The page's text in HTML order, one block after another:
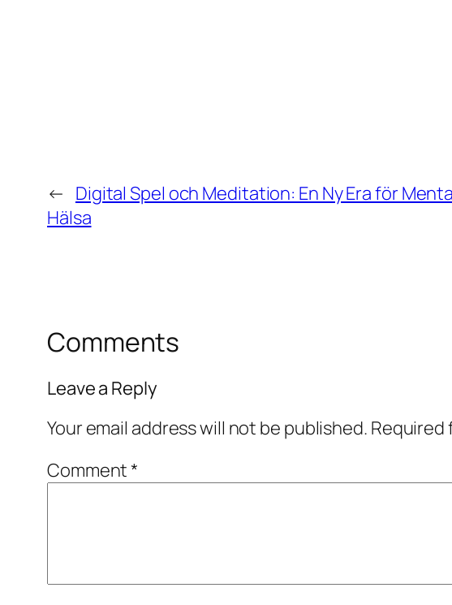
← Digital Spel och Meditation: En Ny Era för
Hälsa
Comments
Leave a Reply
Your email address will not be published. Required
Comment*